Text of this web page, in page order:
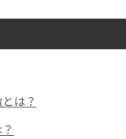
は？